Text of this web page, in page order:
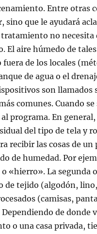
Entre otras
sino que le ayudará
tratamiento no
El aire húmedo de
de los locales
de agua o el
son llamados
comunes. Cuando
programa. En
del tipo de tela y
recibir las cosas de
de humedad. Por
«hierro». La segunda
de tejido (algodón,
(camisas,
de donde
o una casa privada,